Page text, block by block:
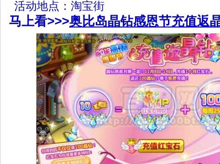
活动地点：淘宝街
马上看>>>奥比岛晶钻感恩节充值返